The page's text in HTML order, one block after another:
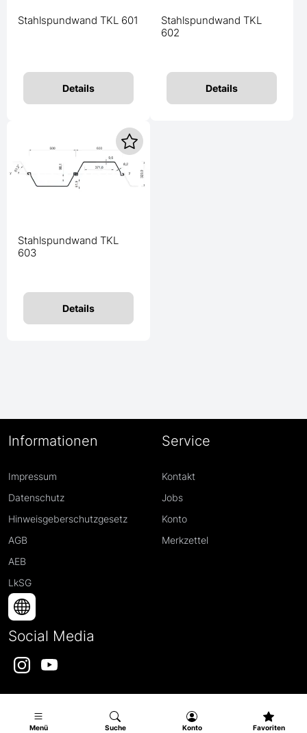
Menü Suche Konto Favoriten
Stahlspundwand TKL 601
Details
Stahlspundwand TKL
602
Details
Stahlspundwand TKL
603
Details
Informationen
Impressum
Datenschutz
Hinweisgeberschutzgesetz
AGB
AEB
LkSG
Service
Kontakt
Jobs
Konto
Merkzettel
Social Media
InstagramYouTube